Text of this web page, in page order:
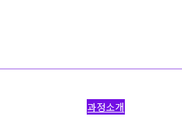
과정소개